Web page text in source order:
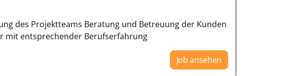
des Projektteams Beratung und Betreuung der Kunden
mit entsprechender Berufserfahrung
Job ansehen